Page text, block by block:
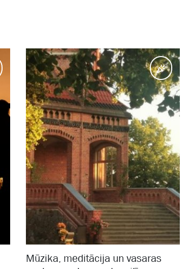
Galamērķi
Mūzika, meditācija un vasaras